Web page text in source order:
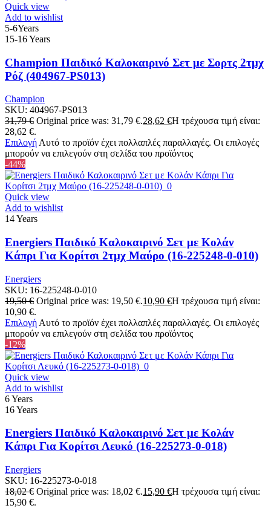
Quick view
Add to wishlist
5-6Years
15-16 Years
Champion Παιδικό Καλοκαιρινό Σετ με Σορτς 2τμχ
Ρόζ (404967-PS013)
Champion
SKU: 404967-PS013
31,79€ Original price was: 31,79 €.28,62 €Η τρέχουσα τιμή είναι:
28,62 €.
Επιλογή Αυτό το προϊόν έχει πολλαπλές παραλλαγές. Οι επιλογές
μπορούν να επιλεγούν στη σελίδα του προϊόντος
-44%
Quick view
Add to wishlist
14 Years
Energiers Παιδικό Καλοκαιρινό Σετ με Κολάν
Κάπρι Για Κορίτσι 2τμχ Μαύρο (16-225248-0-010)
Energiers
SKU: 16-225248-0-010
19,50€ Original price was: 19,50 €.10,90 €Η τρέχουσα τιμή είναι:
10,90 €.
Επιλογή Αυτό το προϊόν έχει πολλαπλές παραλλαγές. Οι επιλογές
μπορούν να επιλεγούν στη σελίδα του προϊόντος
-12%
Quick view
Add to wishlist
6 Years
16 Years
Energiers Παιδικό Καλοκαιρινό Σετ με Κολάν
Κάπρι Για Κορίτσι Λευκό (16-225273-0-018)
Energiers
SKU: 16-225273-0-018
18,02€ Original price was: 18,02 €.15,90 €Η τρέχουσα τιμή είναι:
15,90 €.